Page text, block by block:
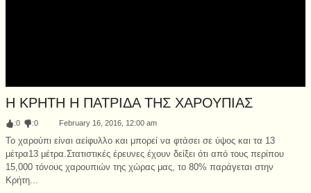
Η ΚΡΗΤΗ Η ΠΑΤΡΙΔΑ ΤΗΣ ΧΑΡΟΥΠΙΑΣ
:0 :0 February 16, 2016, 12:00 am
Το χαρούπι είναι αείφυλλο και μπορεί να φτάσει σε ύψος και τα 13
μέτρα13 μέτρα.Στατιστικές έρευνες έχουν δείξει ότι από τους περίπου
15,000 τόνους χαρουπιών της χώρας μας, το 80% παράγεται στην
Κρήτη...